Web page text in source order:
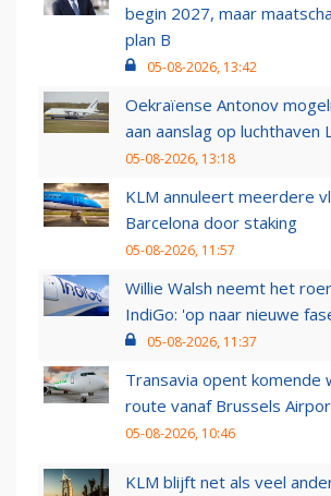
begin 2027, maar
plan B
05-08-2026, 13:42
Oekraïense Antonov
aan aanslag op luchthaven
05-08-2026, 13:18
KLM annuleert meerdere
Barcelona door staking
05-08-2026, 11:57
Willie Walsh neemt het
IndiGo: 'op naar nieuwe
05-08-2026, 11:37
Transavia opent komende
route vanaf Brussels
05-08-2026, 10:46
KLM blijft net als veel